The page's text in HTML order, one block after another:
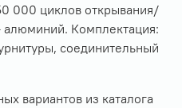
000 циклов открывания/
Комплектация:
соединительный
вариантов из каталога